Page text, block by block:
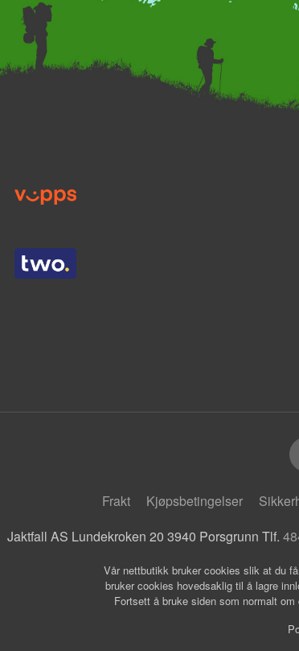
Frakt Kjøpsbetingelser
Jaktfall AS Lundekroken 20 3940 Porsgrunn Tlf.
Vår nettbutikk bruker cookies slik at du
bruker cookies hovedsaklig til å lagre
Fortsett å bruke siden som normalt om